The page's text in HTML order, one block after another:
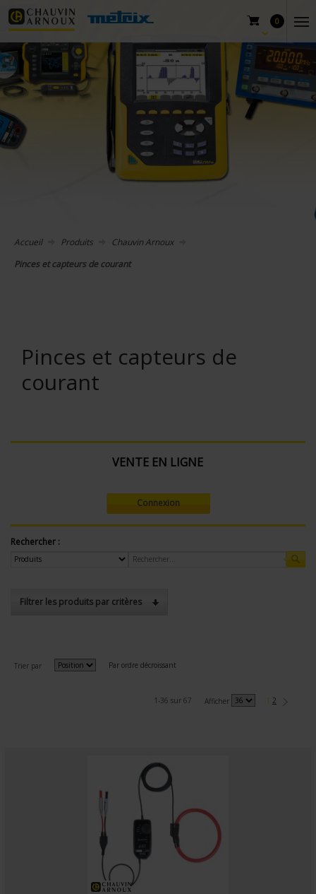
0
Accueil Produits
Chauvin Arnoux
Pinces et capteurs de courant
Pinces et capteurs de
courant
VENTE EN LIGNE
Connexion
Rechercher :
Filtrer les produits par critères
Trier par Par ordre décroissant
1-36 sur 67 Afficher 1 2